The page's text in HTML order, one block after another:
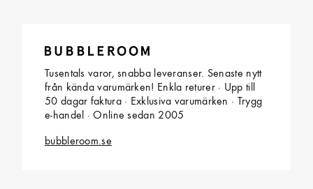
Tusentals varor, snabba leveranser. Senaste nytt
från kända varumärken! Enkla returer · Upp till
50 dagar faktura · Exklusiva varumärken · Trygg
e-handel · Online sedan 2005
bubbleroom.se